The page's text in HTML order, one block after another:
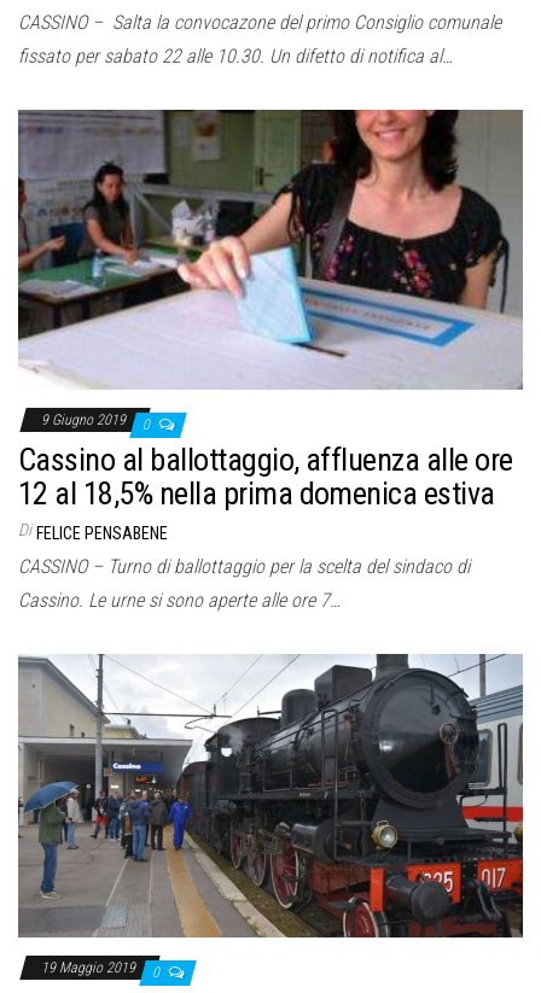
CASSINO – Salta la convocazone del primo Consiglio comunale
fissato per sabato 22 alle 10.30. Un difetto di notifica al…
9 Giugno 2019 0
Cassino al ballottaggio, affluenza alle ore
12 al 18,5% nella prima domenica estiva
Di FELICE PENSABENE
CASSINO – Turno di ballottaggio per la scelta del sindaco di
Cassino. Le urne si sono aperte alle ore 7…
19 Maggio 2019 0